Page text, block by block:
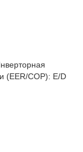
(EER/COP): E/D